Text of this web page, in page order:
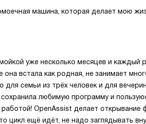
машина, которая делает мою
уже несколько месяцев и каждый
встала как родная, не занимает
семьи из трёх человек и для
любимую программу и
OpenAssist делает открывание
цикл ещё идёт, не надо заглядывать